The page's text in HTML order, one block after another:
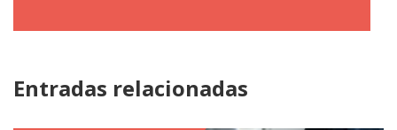
Entradas relacionadas